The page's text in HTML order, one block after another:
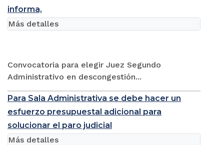
informa,
Convocatoria para elegir Juez Segundo
Administrativo en descongestión...
Más detalles
Para Sala Administrativa se debe hacer un
esfuerzo presupuestal adicional para
solucionar el paro judicial
Más detalles